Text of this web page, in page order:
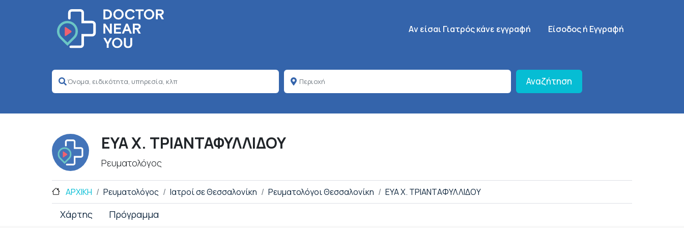
Κεντρική πλοήγηση
Aν είσαι Γιατρός κάνε εγγραφή SignUp Menu
Είσοδος ή Εγγραφή
Αναζήτηση
ΕΥΑ Χ. ΤΡΙΑΝΤΑΦΥΛΛΙΔΟΥ
Ρευματολόγος
ΑΡΧΙΚΗ Ρευματολόγος Ιατροί σε Θεσσαλονίκη Ρευματολόγοι Θεσσαλονίκη ΕΥΑ Χ. ΤΡΙΑΝΤΑΦΥΛΛΙΔΟΥ
Χάρτης Πρόγραμμα